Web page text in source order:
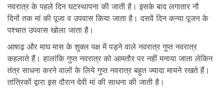
नवरात्र के पहले दिन घटस्थापना की जाती है। इसके बाद लगातार नौ
दिनों तक मां की पूजा व उपवास किया जाता है। दसवें दिन कन्या पूजन के
पश्चात उपवास खोला जाता है।
आषाढ़ और माघ मास के शुक्ल पक्ष में पड़ने वाले नवरात्र गुप्त नवरात्र
कहलाते हैं। हालांकि गुप्त नवरात्र को आमतौर पर नहीं मनाया जाता लेकिन
तंत्र साधना करने वालों के लिये गुप्त नवरात्र बहुत ज्यादा मायने रखते हैं।
तांत्रिकों द्वारा इस दौरान देवी मां की साधना की जाती है।